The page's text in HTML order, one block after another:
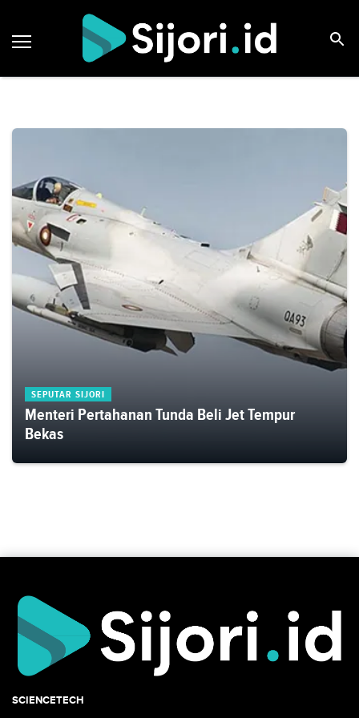
SEPUTAR SIJORI
Menteri Pertahanan Tunda Beli Jet Tempur
Bekas
SCIENCETECH